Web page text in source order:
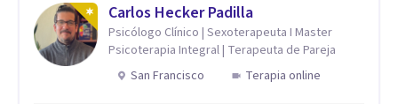
Carlos Hecker Padilla
Psicólogo Clínico | Sexoterapeuta I Master
Psicoterapia Integral | Terapeuta de Pareja
San Francisco
Terapia online